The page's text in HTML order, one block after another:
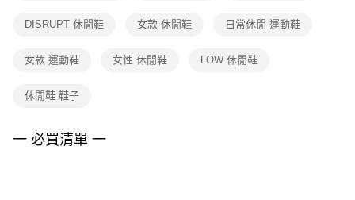
１．透過由恩沛科技股份有限公司提供之「AFTEE先享後付」服務完成之交
權轉讓予恩沛科技股份有限公司。
３．未成年的使用者請事先徵得法定代理人或監護人之同意方可使用
４．使用「AFTEE先享後付」時，將依據個別帳號之用戶狀況，依本公司即
DISRUPT 休閒鞋 女款 休閒鞋 日常休閒 運動鞋
女款 運動鞋 女性 休閒鞋 LOW 休閒鞋
休閒鞋 鞋子
一 必買清單 一